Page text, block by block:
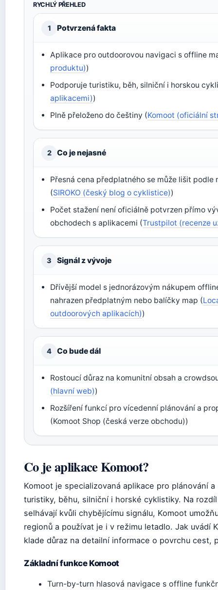
RYCHLÝ PŘEHLED
1 Potvrzená fakta
Aplikace pro outdoorovou navigaci s offline
produktu))
Podporuje turistiku, běh, silniční i horskou
aplikacemi))
Plně přeloženo do češtiny (Komoot (oficiální
2 Co je nejasné
Přesná cena předplatného se může lišit
(SIROKO (český blog o cyklistice))
Počet stažení není oficiálně potvrzen přímo
obchodech s aplikacemi (Trustpilot (recenze
3 Signál z vývoje
Dřívější model s jednorázovým nákupem
nahrazen předplatným nebo balíčky map (
outdoorových aplikacích))
4 Co bude dál
Rostoucí důraz na komunitní obsah a
(hlavní web))
Rozšíření funkcí pro vícedenní plánování a
(Komoot Shop (česká verze obchodu))
Co je aplikace Komoot?
Komoot je specializovaná aplikace pro plánování
turistiky, běhu, silniční i horské cyklistiky. Na
selhávají kvůli chybějícímu signálu, Komoot
regionů a používat je i v režimu letadlo. Jak uvádí
klade důraz na detailní informace o povrchu cest,
Základní funkce Komoot
Turn-by-turn hlasová navigace s offline